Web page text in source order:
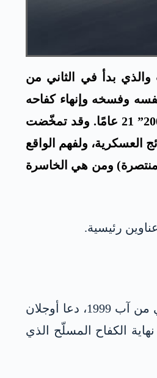
والذي بدأ في الثاني من
إلى حلّ نفسه وفسخه وإنهاء كفاحه
المسلّح. استمرت هذه المرحلة الثانية من الصراع، والتي أطلق عليها حزب العمال الكوردستاني اسم “قفزة الأول من حزيران 2004” 21 عامًا. وقد تمخّضت
نتائج سياسية أكثر من النتائج العسكرية، ولفهم الواقع
ومن هي الخاسرة
بعودة أوجلان إلى حضن تركيا في عام 1999، بدأ عهد جديد وعملية جديدة في باكور كوردستان-كوردستان تركيا وتركيا. وفي الثاني من آب 1999، دعا أوجلان
الكفاح المسلّح الذي